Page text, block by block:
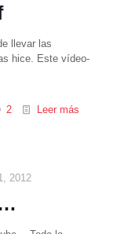
llevar las
hice. Este vídeo-
2 Leer más
2012